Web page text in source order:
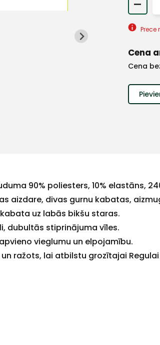
Prece
Cena
Cena
90% poliesters, 10% elastāns,
aizdare, divas gurnu kabatas,
uz labās bikšu staras.
dubultās stiprinājuma vīles.
vieglumu un elpojamību.
ražots, lai atbilstu grozītajai Regulai